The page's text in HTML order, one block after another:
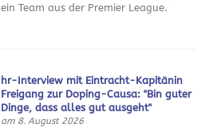
ein Team aus der Premier League.
hr-Interview mit Eintracht-Kapitänin
Freigang zur Doping-Causa: "Bin guter
Dinge, dass alles gut ausgeht"
am 8. August 2026